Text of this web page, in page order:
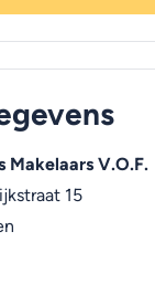
Makelaars V.O.F.
15